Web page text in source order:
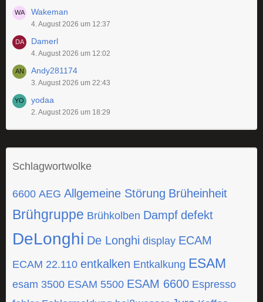
Wakeman
4. August 2026 um 12:37
Damerl
4. August 2026 um 12:02
Andy281174
3. August 2026 um 22:43
yodaa
2. August 2026 um 18:29
Schlagwortwolke
6600 AEG Allgemeine Störung Brüheinheit
Brühgruppe Brühkolben Dampf defekt
DeLonghi De Longhi display ECAM
ECAM 22.110 entkalken Entkalkung ESAM
esam 3500 ESAM 5500 ESAM 6600 Espresso